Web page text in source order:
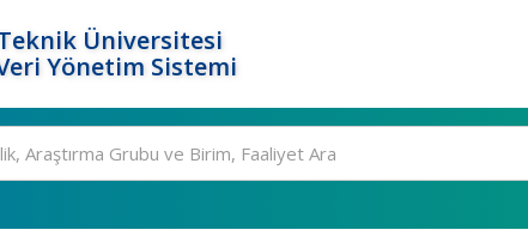
Üniversitesi
Yönetim Sistemi